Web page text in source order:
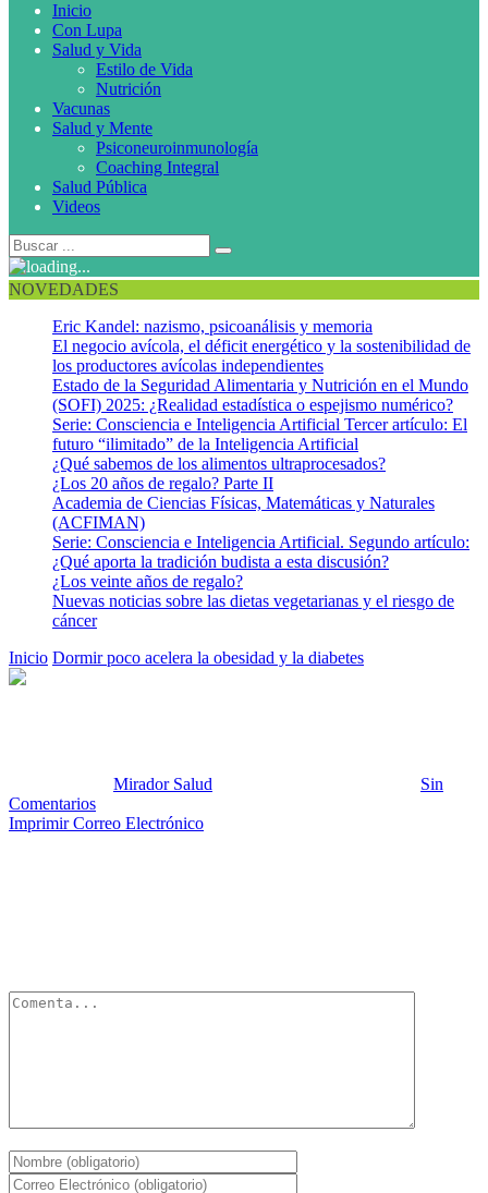
Inicio
Con Lupa
Salud y Vida
Estilo de Vida
Nutrición
Vacunas
Salud y Mente
Psiconeuroinmunología
Coaching Integral
Salud Pública
Videos
NOVEDADES
Eric Kandel: nazismo, psicoanálisis y memoria
El negocio avícola, el déficit energético y la sostenibilidad de
los productores avícolas independientes
Estado de la Seguridad Alimentaria y Nutrición en el Mundo
(SOFI) 2025: ¿Realidad estadística o espejismo numérico?
Serie: Consciencia e Inteligencia Artificial Tercer artículo: El
futuro “ilimitado” de la Inteligencia Artificial
¿Qué sabemos de los alimentos ultraprocesados?
¿Los 20 años de regalo? Parte II
Academia de Ciencias Físicas, Matemáticas y Naturales
(ACFIMAN)
Serie: Consciencia e Inteligencia Artificial. Segundo artículo:
¿Qué aporta la tradición budista a esta discusión?
¿Los veinte años de regalo?
Nuevas noticias sobre las dietas vegetarianas y el riesgo de
cáncer
Inicio Dormir poco acelera la obesidad y la diabetes
Mirador Salud
Sin
Comentarios
Imprimir Correo Electrónico